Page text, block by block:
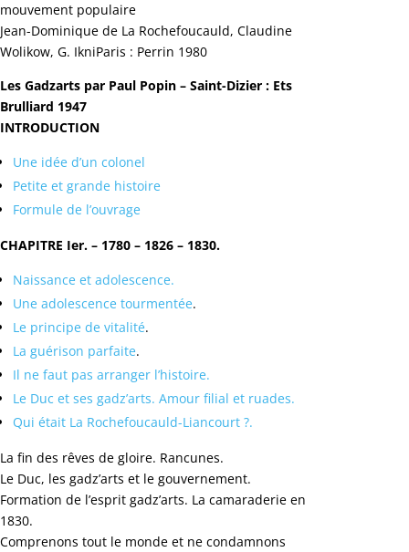
mouvement populaire
Jean-Dominique de La Rochefoucauld, Claudine
Wolikow, G. IkniParis : Perrin 1980
Les Gadzarts par Paul Popin – Saint-Dizier : Ets
Brulliard 1947
INTRODUCTION
Une idée d’un colonel
Petite et grande histoire
Formule de l’ouvrage
CHAPITRE Ier. – 1780 – 1826 – 1830.
Naissance et adolescence.
Une adolescence tourmentée.
Le principe de vitalité.
La guérison parfaite.
Il ne faut pas arranger l’histoire.
Le Duc et ses gadz’arts. Amour filial et ruades.
Qui était La Rochefoucauld-Liancourt ?.
La fin des rêves de gloire. Rancunes.
Le Duc, les gadz’arts et le gouvernement.
Formation de l’esprit gadz’arts. La camaraderie en
1830.
Comprenons tout le monde et ne condamnons